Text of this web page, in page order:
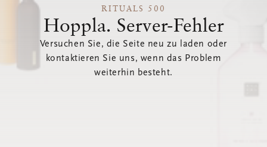
RITUALS 500
Hoppla. Server-Fehler
Versuchen Sie, die Seite neu zu laden oder
kontaktieren Sie uns, wenn das Problem
weiterhin besteht.